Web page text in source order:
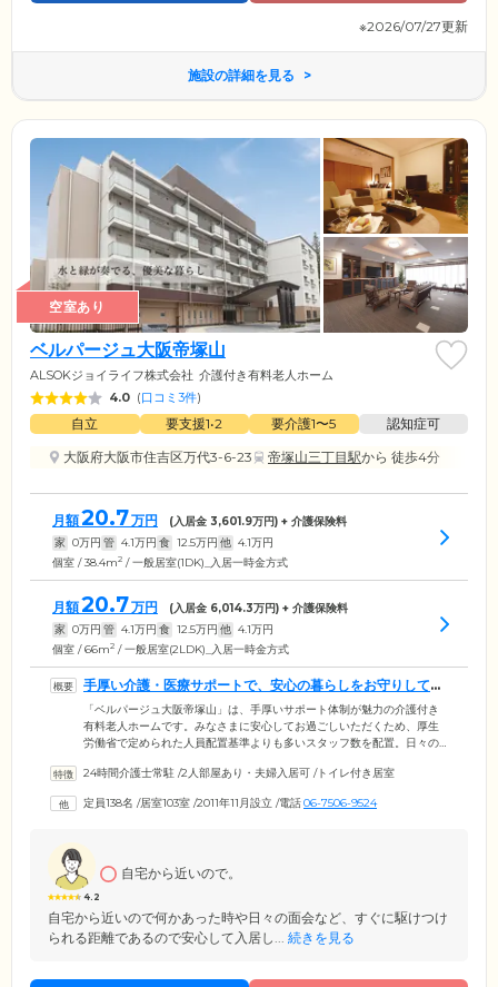
※2026/07/27更新
施設の詳細を見る
空室あり
ベルパージュ大阪帝塚山
ALSOKジョイライフ株式会社 介護付き有料老人ホーム
4.0 (口コミ3件)
自立 要支援1•2 要介護1〜5
認知症可
大阪府大阪市住吉区万代3-6-23
帝塚山三丁目駅から 徒歩4分
月額20.7万円 (入居金 3,601.9万円) + 介護保険料
家 0万円 管 4.1万円 食 12.5万円 他 4.1万円
個室 / 38.4m2 / 一般居室(1DK)_入居一時金方式
月額20.7万円 (入居金 6,014.3万円) + 介護保険料
家 0万円 管 4.1万円 食 12.5万円 他 4.1万円
個室 / 66m2 / 一般居室(2LDK)_入居一時金方式
手厚い介護・医療サポートで、安心の暮らしをお守りしてい
ます
「ベルパージュ大阪帝塚山」は、手厚いサポート体制が魅力の介護付き
有料老人ホームです。みなさまに安心してお過ごしいただくため、厚生
労働省で定められた人員配置基準よりも多いスタッフ数を配置。日々の
ビリテーションのご提供など、幅広い観点からアプローチしています。
常駐しているため、体調の急変やお困りごとの際には昼夜問わずいつで
24時間介護士常駐 /2人部屋あり・夫婦入居可 /トイレ付き居室
定員138名 /居室103室 /2011年11月設立 /電話06-7506-9524
4.2
自宅から近いので。
自宅から近いので何かあった時や日々の面会など、すぐに駆けつけ
られる距離であるので安心して入居し... 続きを見る